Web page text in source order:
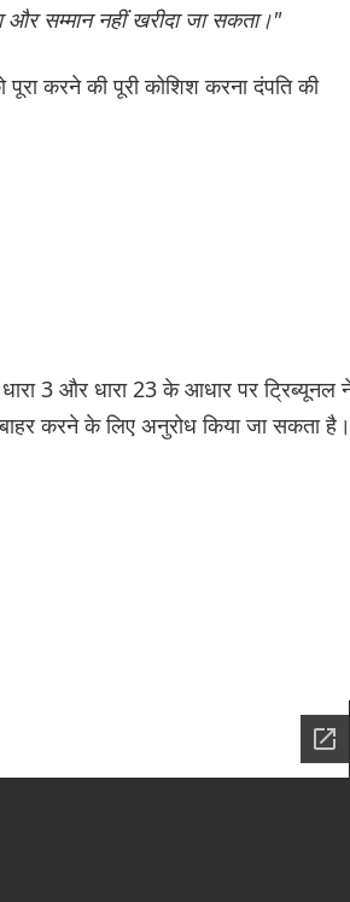
और सम्मान नहीं खरीदा जा सकता।"
करने की पूरी कोशिश करना दंपति की
3 और धारा 23 के आधार पर ट्रिब्यूनल
करने के लिए अनुरोध किया जा सकता है।